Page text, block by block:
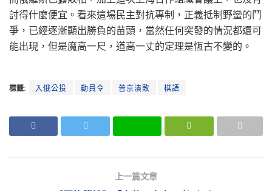
討得什麼便宜。看來這場民主對抗專制，正義抵制野蠻的鬥
爭，已經逐漸顯出勝負的苗頭，當然任何突發的情況都還可
能出現，但是魔高一尺，道高一丈的定理是恆古不變的。
標籤: 入俄公投 動員令 普京潰敗 棋語
上一篇文章